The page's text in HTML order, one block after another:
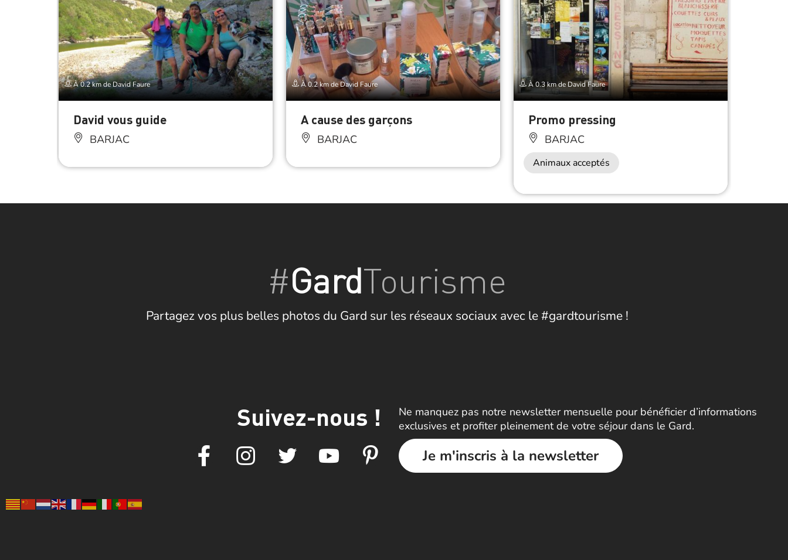
À 0.2 km de David Faure
David vous guide
BARJAC
À 0.2 km de David Faure
A cause des garçons
BARJAC
À 0.3 km de David Faure
Promo pressing
BARJAC
Animaux acceptés
#GardTourisme
Partagez vos plus belles photos du Gard sur les réseaux sociaux avec le #gardtourisme !
Suivez-nous !
Ne manquez pas notre newsletter mensuelle pour bénéficier d’informations
exclusives et profiter pleinement de votre séjour dans le Gard.
Je m'inscris à la newsletter